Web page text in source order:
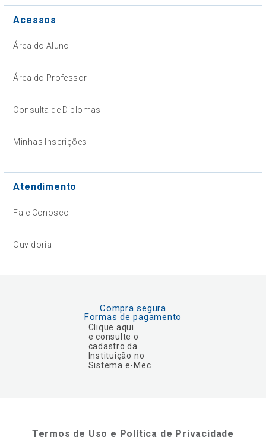
Acessos
Área do Aluno
Área do Professor
Consulta de Diplomas
Minhas Inscrições
Atendimento
Fale Conosco
Ouvidoria
Compra segura
Formas de pagamento
Clique aqui
e consulte o
cadastro da
Instituição no
Sistema e-Mec
Termos de Uso e Política de Privacidade